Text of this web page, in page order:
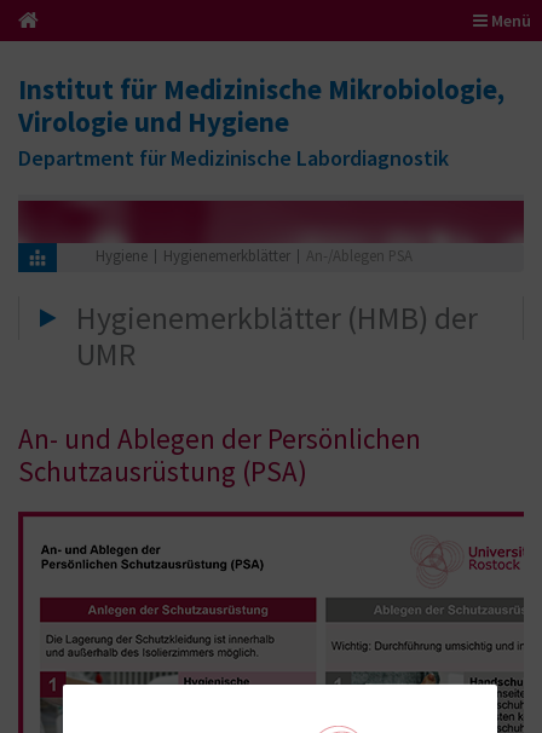
Menü
Institut für Medizinische Mikrobiologie,
Virologie und Hygiene
Department für Medizinische Labordiagnostik
Hygiene Hygienemerkblätter An-/Ablegen PSA
Hygienemerkblätter (HMB) der
UMR
An- und Ablegen der Persönlichen
Schutzausrüstung (PSA)